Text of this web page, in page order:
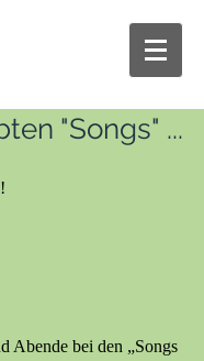
"Songs" ...
Abende bei den „Songs